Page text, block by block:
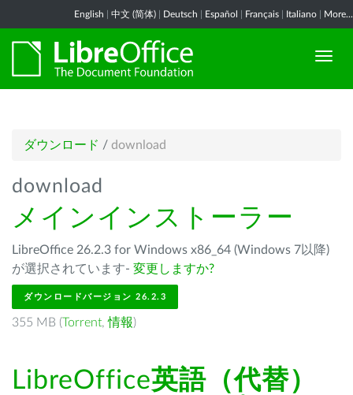
English 中文 (简体) Deutsch Español Français Italiano More...
ダウンロード / download
download
メインインストーラー
LibreOffice 26.2.3 for Windows x86_64 (Windows 7以降)
が選択されています- 変更しますか?
ダウンロードバージョン 26.2.3
355 MB (Torrent,情報)
LibreOffice英語（代替）